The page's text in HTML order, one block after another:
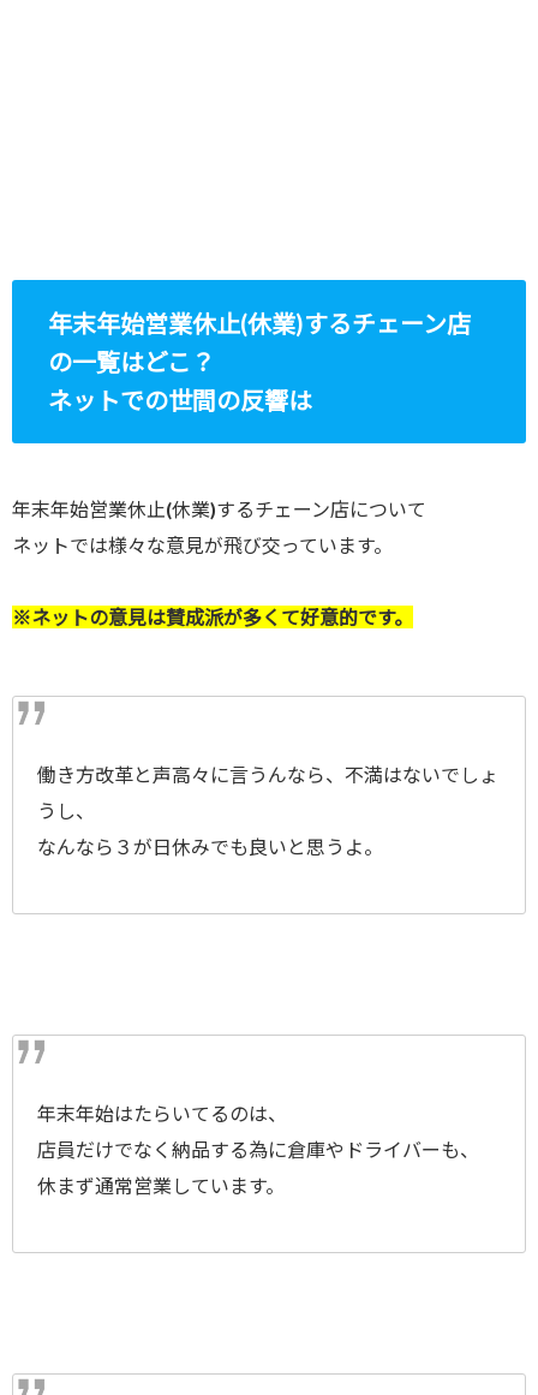
年末年始営業休止(休業)するチェーン店
の一覧はどこ？
ネットでの世間の反響は
年末年始営業休止(休業)するチェーン店について
ネットでは様々な意見が飛び交っています。
※ネットの意見は賛成派が多くて好意的です。
働き方改革と声高々に言うんなら、不満はないでしょ
うし、
なんなら３が日休みでも良いと思うよ。
年末年始はたらいてるのは、
店員だけでなく納品する為に倉庫やドライバーも、
休まず通常営業しています。